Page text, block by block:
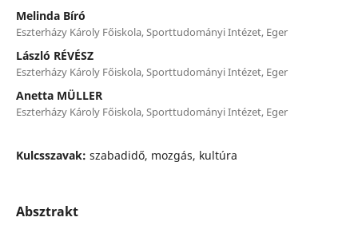
Melinda Bíró
Eszterházy Károly Főiskola, Sporttudományi Intézet, Eger
László RÉVÉSZ
Eszterházy Károly Főiskola, Sporttudományi Intézet, Eger
Anetta MÜLLER
Eszterházy Károly Főiskola, Sporttudományi Intézet, Eger
Kulcsszavak: szabadidő, mozgás, kultúra
Absztrakt